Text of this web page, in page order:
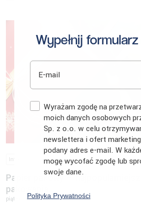
Informacje Papier pakowy
Papier pakowy –
pakowania
piątek, 17 listopada 2023
Wypełnij formularz
E-mail
ZgodaWyrażam zgodę na
moich danych osobowych
Sp. z o.o. w celu
newslettera i ofert
podany adres e-mail. W
mogę wycofać zgodę lub
swoje dane.
Polityka Prywatności